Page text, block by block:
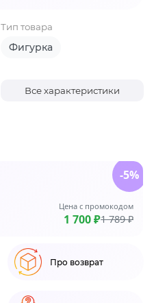
Тип товара
Фигурка
Все характеристики
Цена с промокодом
1 700 ₽1 789 ₽
-5%
Про возврат